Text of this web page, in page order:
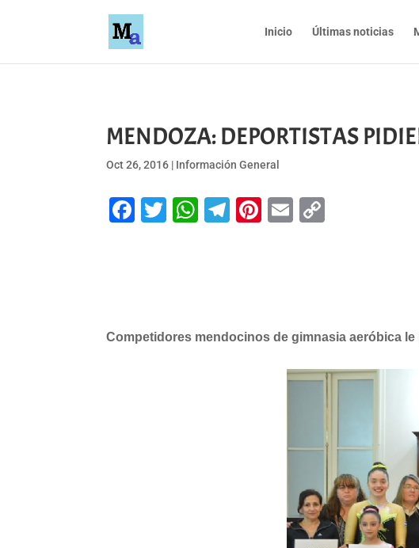
Inicio Últimas noticias
MENDOZA: DEPORTISTAS
Oct 26, 2016 | Información General
Facebook
Twitter
WhatsApp
Telegram
Pinterest
Email
Competidores mendocinos de gimnasia aeróbica